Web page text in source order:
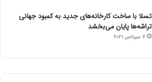
تسلا با ساخت کارخانه‌های جدید به کمبود جهانی
تراشه‌ها پایان می‌بخشد
7 سپتامبر 2021